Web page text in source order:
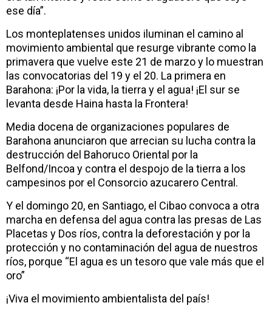
ese día”.
Los monteplatenses unidos iluminan el camino al
movimiento ambiental que resurge vibrante como la
primavera que vuelve este 21 de marzo y lo muestran
las convocatorias del 19 y el 20. La primera en
Barahona: ¡Por la vida, la tierra y el agua! ¡El sur se
levanta desde Haina hasta la Frontera!
Media docena de organizaciones populares de
Barahona anunciaron que arrecian su lucha contra la
destrucción del Bahoruco Oriental por la
Belfond/Incoa y contra el despojo de la tierra a los
campesinos por el Consorcio azucarero Central.
Y el domingo 20, en Santiago, el Cibao convoca a otra
marcha en defensa del agua contra las presas de Las
Placetas y Dos ríos, contra la deforestación y por la
protección y no contaminación del agua de nuestros
ríos, porque “El agua es un tesoro que vale más que el
oro”
¡Viva el movimiento ambientalista del país!